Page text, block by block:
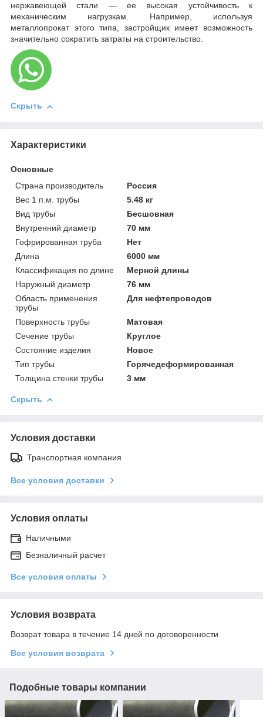
нержавеющей стали — ее высокая устойчивость к
механическим нагрузкам. Например, используя
металлопрокат этого типа, застройщик имеет возможность
значительно сократить затраты на строительство.
Скрыть
Характеристики
Основные
Страна производитель
Россия
Вес 1 п.м. трубы
5.48 кг
Вид трубы
Бесшовная
Внутренний диаметр
70 мм
Гофрированная труба
Нет
Длина
6000 мм
Классификация по длине
Мерной длины
Наружный диаметр
76 мм
Область применения
трубы
Для нефтепроводов
Поверхность трубы
Матовая
Сечение трубы
Круглое
Состояние изделия
Новое
Тип трубы
Горячедеформированная
Толщина стенки трубы
3 мм
Скрыть
Условия доставки
Транспортная компания
Все условия доставки
Условия оплаты
Наличными
Безналичный расчет
Все условия оплаты
Условия возврата
Возврат товара в течение 14 дней по договоренности
Все условия возврата
Подобные товары компании